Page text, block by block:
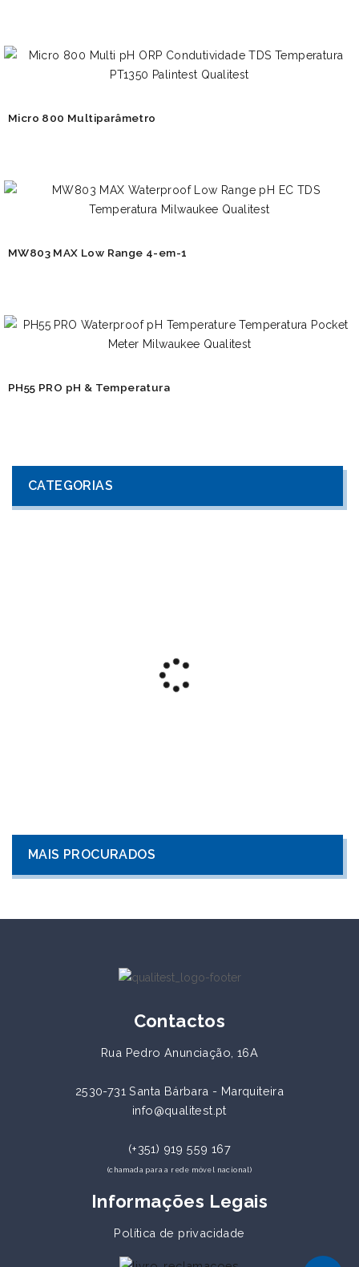
Micro 800 Multiparâmetro
MW803 MAX Low Range 4-em-1
PH55 PRO pH & Temperatura
CATEGORIAS
MAIS PROCURADOS
Contactos
Rua Pedro Anunciação, 16A
2530-731 Santa Bárbara - Marquiteira
info@qualitest.pt
(+351) 919 559 167
(chamada para a rede móvel nacional)
Informações Legais
Política de privacidade